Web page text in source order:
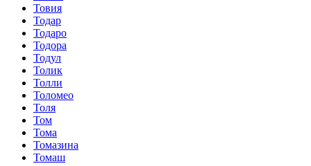
Товия
Тодар
Тодаро
Тодора
Тодул
Толик
Толли
Толомео
Толя
Том
Тома
Томазина
Томаш